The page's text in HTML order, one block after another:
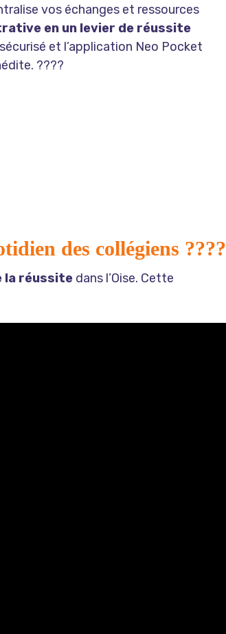
vos échanges et ressources
en un levier de réussite
et l’application Neo Pocket
????
des collégiens ????
la réussite dans l’Oise. Cette